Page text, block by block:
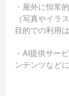
・屋外に恒常
（写真やイラ
目的での利用
・AI提供サー
ンテンツなど